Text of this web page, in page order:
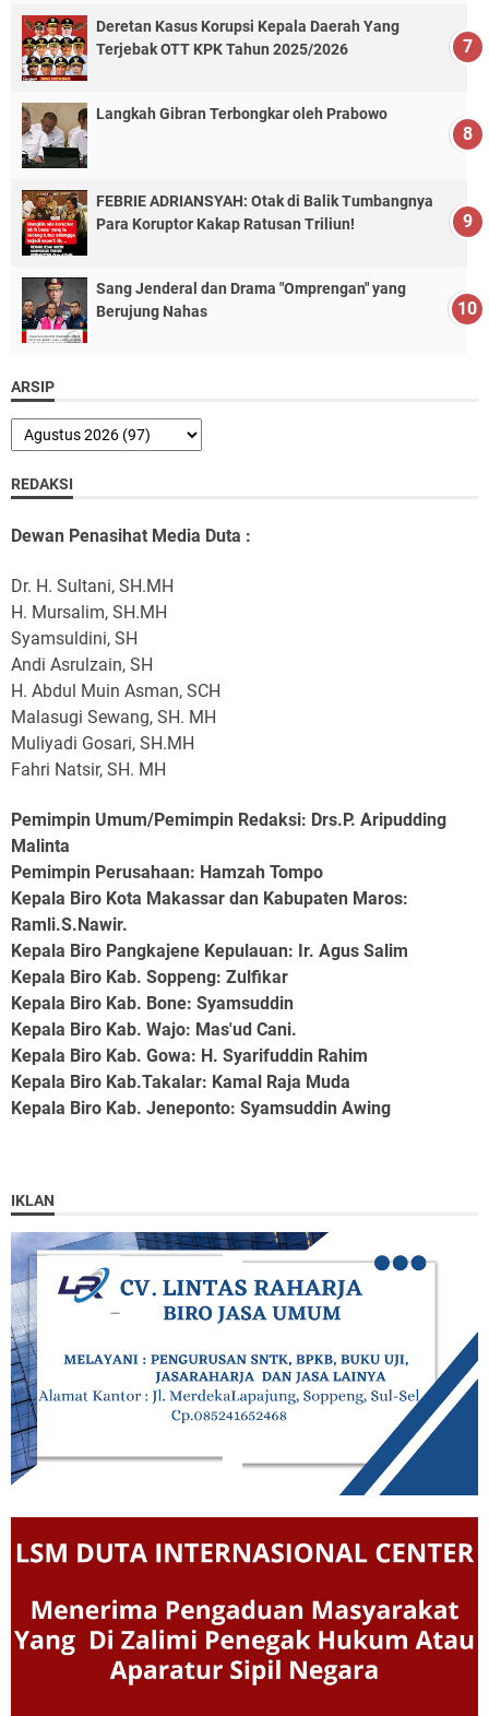
Deretan Kasus Korupsi Kepala Daerah Yang
Terjebak OTT KPK Tahun 2025/2026
Langkah Gibran Terbongkar oleh Prabowo
FEBRIE ADRIANSYAH: Otak di Balik Tumbangnya
Para Koruptor Kakap Ratusan Triliun!
Sang Jenderal dan Drama "Omprengan" yang
Berujung Nahas
ARSIP
REDAKSI
Dewan Penasihat Media Duta :
Dr. H. Sultani, SH.MH
H. Mursalim, SH.MH
Syamsuldini, SH
Andi Asrulzain, SH
H. Abdul Muin Asman, SCH
Malasugi Sewang, SH. MH
Muliyadi Gosari, SH.MH
Fahri Natsir, SH. MH
Pemimpin Umum/Pemimpin Redaksi: Drs.P. Aripudding
Malinta
Pemimpin Perusahaan: Hamzah Tompo
Kepala Biro Kota Makassar dan Kabupaten Maros:
Ramli.S.Nawir.
Kepala Biro Pangkajene Kepulauan: Ir. Agus Salim
Kepala Biro Kab. Soppeng: Zulfikar
Kepala Biro Kab. Bone: Syamsuddin
Kepala Biro Kab. Wajo: Mas'ud Cani.
Kepala Biro Kab. Gowa: H. Syarifuddin Rahim
Kepala Biro Kab.Takalar: Kamal Raja Muda
Kepala Biro Kab. Jeneponto: Syamsuddin Awing
IKLAN